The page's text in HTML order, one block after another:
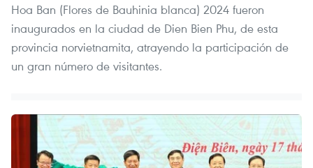
Hoa Ban (Flores de Bauhinia blanca) 2024 fueron
inaugurados en la ciudad de Dien Bien Phu, de esta
provincia norvietnamita, atrayendo la participación de
un gran número de visitantes.